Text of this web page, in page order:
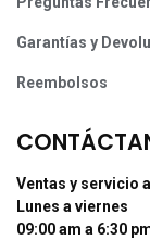
Garantías y
Reembolsos
Ventas y servicio
Lunes a viernes
09:00 am a 6:30